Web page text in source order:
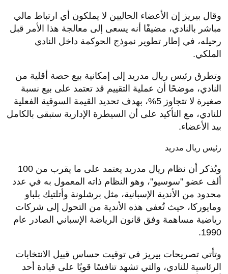
وقال بيريز إن الأعضاء الحاليين لا يملكون أي ارتباط مالي
مباشر بالنادي، مضيفًا أنه يسعى إلى معالجة هذا الأمر قبل
رحيله، في إطار تطوير نموذج الحوكمة داخل النادي
الملكي.
وتطرق رئيس ريال مدريد إلى إمكانية بيع حصة أقلية من
النادي، موضحًا أن عملية التقييم قد تعتمد على بيع نسبة
صغيرة لا تتجاوز 5%، بهدف تحديد القيمة السوقية الفعلية
للنادي، مع التأكيد على أن السيطرة الإدارية ستبقى بالكامل
بيد الأعضاء.
رئيس ريال مدريد
ويُذكر أن نظام ريال مدريد يعتمد على ما يقرب من 100
ألف عضو "سوسيو"، وهو النظام ذاته المعمول به في عدد
محدود من الأندية الإسبانية، مثل برشلونة وأتلتيك بلباو
ومايوركا، حيث تُعفى هذه الأندية من التحول إلى شركات
رياضية مساهمة وفق قانون الرياضة الإسباني الصادر عام
1990.
وتأتي تصريحات بيريز في توقيت حساس قبيل الانتخابات
الرئاسية للنادي، والتي تشهد تنافسًا قويًا على قيادة أحد